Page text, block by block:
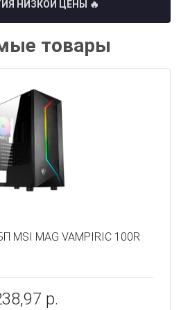
НИЗКОЙ ЦЕНЫ 🔥
товары
MSI MAG VAMPIRIC 100R
р.